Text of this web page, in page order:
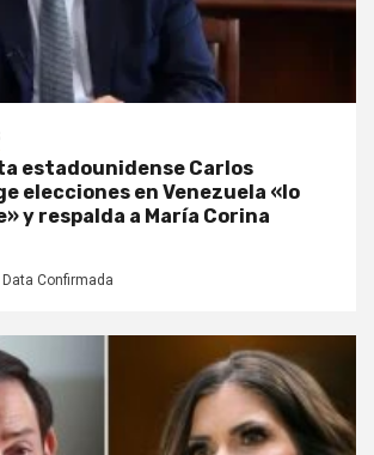
estadounidense Carlos
elecciones en Venezuela «lo
y respalda a María Corina
Data Confirmada